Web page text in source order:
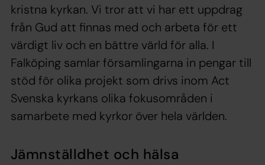
kristna kyrkan. Vi tror att vi har ett uppdrag
från Gud att finnas med och arbeta för ett
värdigt liv och en bättre värld för alla. I
Falköping samlar församlingarna in pengar till
stöd för olika projekt som drivs inom Act
Svenska kyrkans olika fokusområden i
samarbete med kyrkor över hela världen.
Jämnställdhet och hälsa